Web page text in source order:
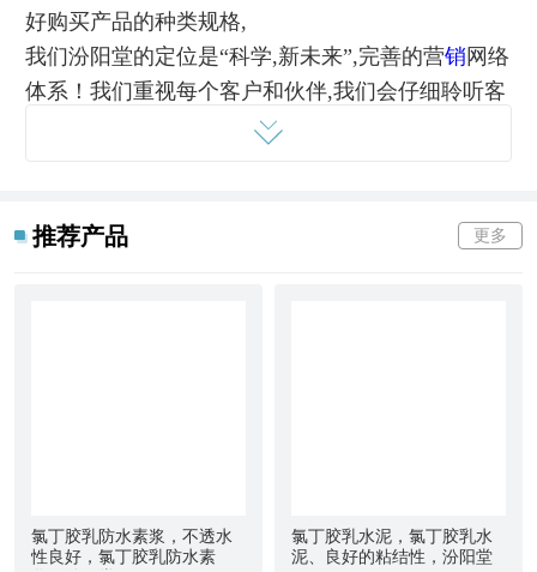
好购买产品的种类规格,
我们汾阳堂的定位是“科学,新未来”,完善的营销 网络
体系！我们重视每个客户和伙伴,我们会仔细聆听客
户的需求,给客户提供硅藻泥产品的一体式的服务。
确定无误。购买方式：下单之前或者购买之前,
储存与阴凉通风处,密封包装,常温贮存。
高度重视科技研发工作,并勇于管理,不断地产品质
推荐产品 更多
氯丁胶乳防水素浆，不透水
性良好，氯丁胶乳防水素
氯丁胶乳水泥，氯丁胶乳水
泥、良好的粘结性，汾阳堂